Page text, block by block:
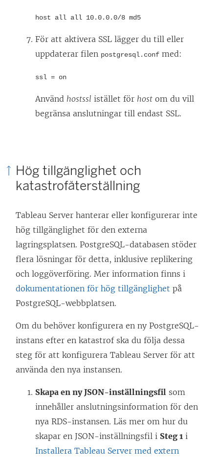
host all all 10.0.0.0/8 md5
För att aktivera SSL lägger du till eller
uppdaterar filen postgresql.conf med:
ssl = on
Använd hostssl istället för host om du vill
begränsa anslutningar till endast SSL.
Hög tillgänglighet och
katastrofåterställning
Tableau Server hanterar eller konfigurerar inte
hög tillgänglighet för den externa
lagringsplatsen. PostgreSQL-databasen stöder
flera lösningar för detta, inklusive replikering
och loggöverföring. Mer information finns i
dokumentationen för hög tillgänglighet på
PostgreSQL-webbplatsen.
Om du behöver konfigurera en ny PostgreSQL-
instans efter en katastrof ska du följa dessa
steg för att konfigurera Tableau Server för att
använda den nya instansen.
Skapa en ny JSON-inställningsfil som
innehåller anslutningsinformation för den
nya RDS-instansen. Läs mer om hur du
skapar en JSON-inställningsfil i Steg 1 i
Installera Tableau Server med extern